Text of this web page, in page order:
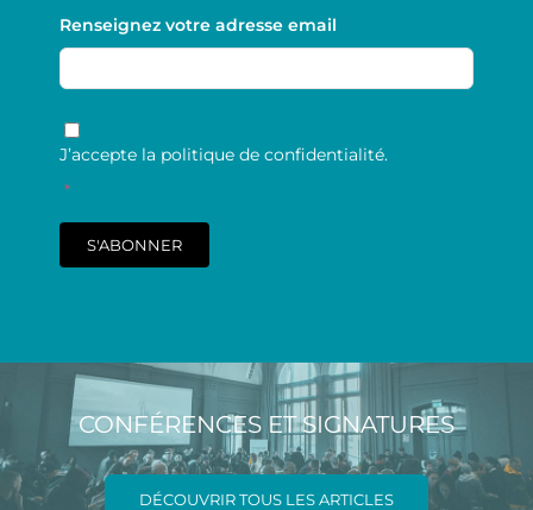
Renseignez votre adresse email
RGPD
J’accepte la politique de confidentialité.
*
S'ABONNER
CONFÉRENCES ET SIGNATURES
DÉCOUVRIR TOUS LES ARTICLES